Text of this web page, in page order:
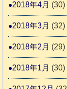
2018年4月 (30)
2018年3月 (32)
2018年2月 (29)
2018年1月 (30)